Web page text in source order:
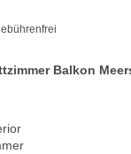
Balkon